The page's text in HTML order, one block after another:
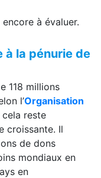
à évaluer.
à la pénurie de
118 millions
l’Organisation
cela reste
croissante. Il
de dons
mondiaux en
en